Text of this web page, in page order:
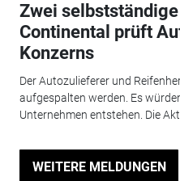
Zwei
Continental prüft
Konzerns
Der Autozulieferer und
aufgespalten werden. Es
Unternehmen entstehen. Die
WEITERE MELDUNGEN